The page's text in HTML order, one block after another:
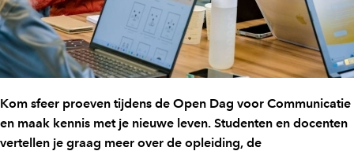
Kom sfeer proeven tijdens de Open Dag voor Communicatie
en maak kennis met je nieuwe leven. Studenten en docenten
vertellen je graag meer over de opleiding, de